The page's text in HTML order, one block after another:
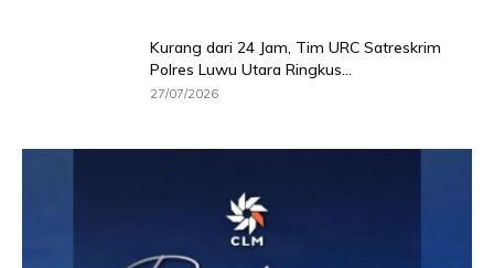
Kurang dari 24 Jam, Tim URC Satreskrim
Polres Luwu Utara Ringkus...
27/07/2026